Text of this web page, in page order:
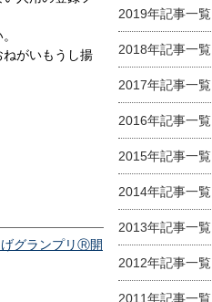
がいもうし揚
グランプリⓇ開
2019年記事一覧
2018年記事一覧
2017年記事一覧
2016年記事一覧
2015年記事一覧
2014年記事一覧
2013年記事一覧
2012年記事一覧
2011年記事一覧